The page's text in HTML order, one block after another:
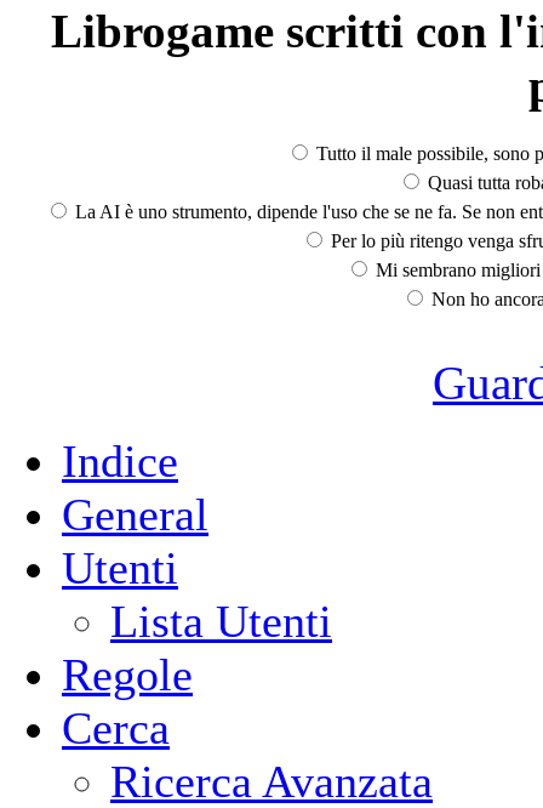
Librogame scritti con
Tutto il male possibile, sono
Quasi tutta
La AI è uno strumento, dipende l'uso che se ne fa. Se non
Per lo più ritengo venga
Mi sembrano
Non ho
Indice
General
Utenti
Lista Utenti
Regole
Cerca
Ricerca Avanzata